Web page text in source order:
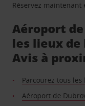
Réservez maintenant
Aéroport
les lieux
Avis à
Parcourez tous
Aéroport de